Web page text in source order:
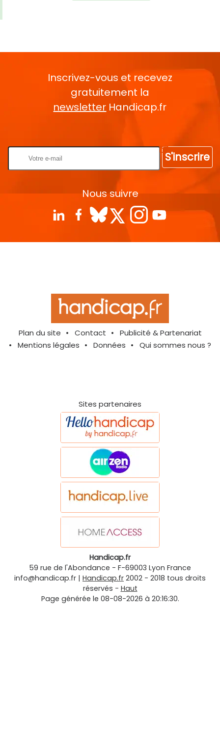
Inscrivez-vous et recevez
gratuitement la
newsletter Handicap.fr
S'inscrire
Nous suivre
Plan du site Contact
Publicité & Partenariat
Mentions légales
Données Qui sommes nous ?
Sites partenaires
Handicap.fr
59 rue de l'Abondance - F-69003 Lyon France
info@handicap.fr | Handicap.fr 2002 - 2018 tous droits
réservés - Haut
Page générée le 08-08-2026 à 20:16:30.